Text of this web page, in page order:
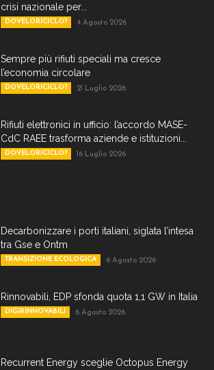
crisi nazionale per...
DOVELORICICLO? 4 Agosto 2026
Sempre più rifiuti speciali ma cresce
l’economia circolare
DOVELORICICLO? 21 Luglio 2026
Rifiuti elettronici in ufficio: l’accordo MASE-
CdC RAEE trasforma aziende e istituzioni...
DOVELORICICLO? 16 Luglio 2026
Decarbonizzare i porti italiani, siglata l’intesa
tra Gse e Ontm
TRANSIZIONE ECOLOGICA 6 Agosto 2026
Rinnovabili, EDP sfonda quota 1,1 GW in Italia
DIGIRINNOVABILI 6 Agosto 2026
Recurrent Energy sceglie Octopus Energy